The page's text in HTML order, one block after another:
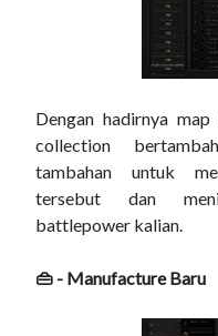
Dengan hadirnya
collection
tambahan untuk
tersebut dan
battlepower kalian.
👜 - Manufacture Baru